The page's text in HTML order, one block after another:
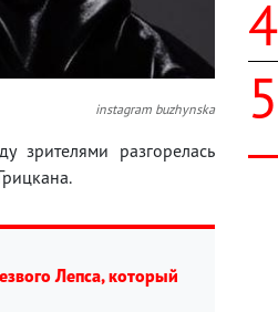
instagram buzhynska
разгорелась
Лепса, который